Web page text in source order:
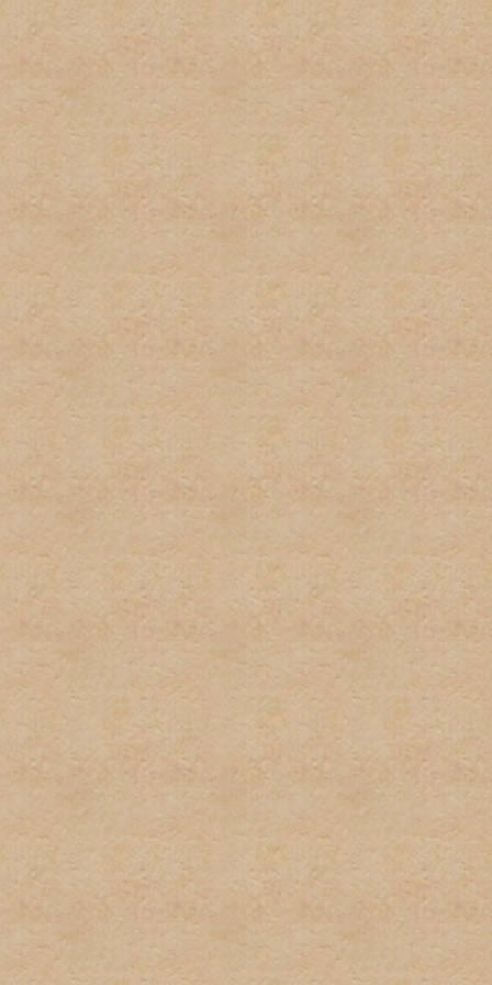
2. No habrá uso excesivo
mantengan este tipo del
3. Cada usuario tiene
suplantación de terceros
instancia habrá una
instacia el usuario sera
o herir algun otro
5. El spam no será
con el propósito de
7. Se tratará de poner
deberá tomar el tiempo
descripciones de los
puestos en las áreas
preguntas, asi como los